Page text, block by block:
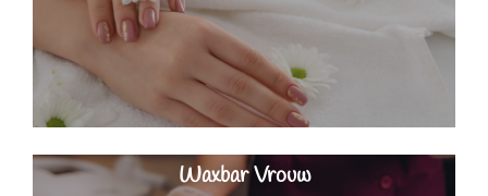
Waxbar Vrouw